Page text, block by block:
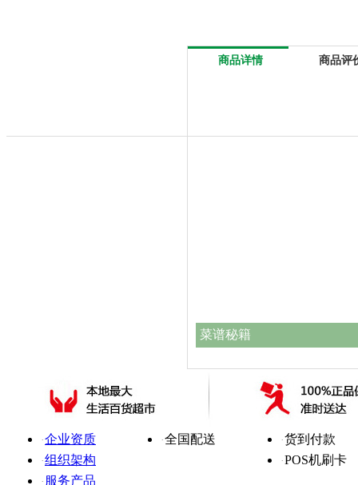
商品详情 商品评
菜谱秘籍
关于我们
企业简介
·企业资质
·组织架构
· 服务产品
冷链配送
·全国配送
支付方式
在线支付
·货到付款
·POS机刷卡